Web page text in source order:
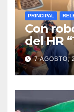
PRINCIPAL
Con
del HR
ISSSTE
7 AGOSTO,